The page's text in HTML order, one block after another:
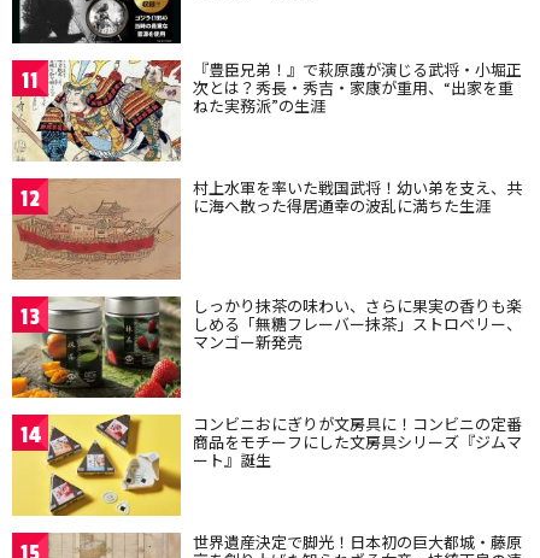
11 『豊臣兄弟！』で萩原護が演じる武将・小堀正
次とは？秀長・秀吉・家康が重用、“出家を重
ねた実務派”の生涯
12 村上水軍を率いた戦国武将！幼い弟を支え、共
に海へ散った得居通幸の波乱に満ちた生涯
13 しっかり抹茶の味わい、さらに果実の香りも楽
しめる「無糖フレーバー抹茶」ストロベリー、
マンゴー新発売
14 コンビニおにぎりが文房具に！コンビニの定番
商品をモチーフにした文房具シリーズ『ジムマ
ート』誕生
世界遺産決定で脚光！日本初の巨大都城・藤原